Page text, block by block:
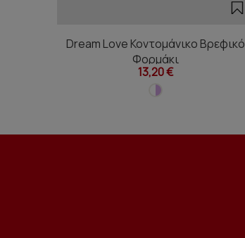
Dream Love Κοντομάνικο Βρεφικό
Φορμάκι
13,20 €